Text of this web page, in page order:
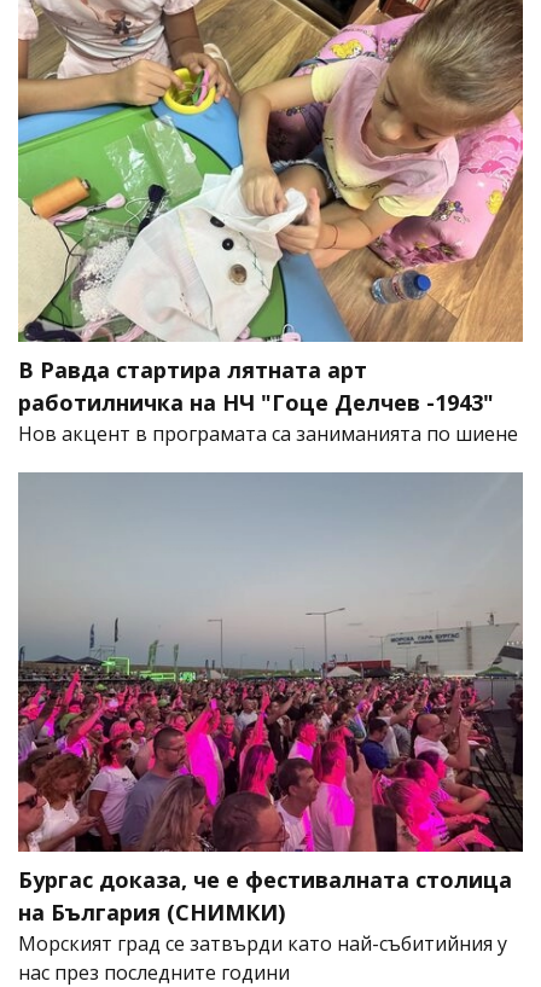
В Равда стартира лятната арт
работилничка на НЧ "Гоце Делчев -1943"
Нов акцент в програмата са заниманията по шиене
Бургас доказа, че е фестивалната столица
на България (СНИМКИ)
Морският град се затвърди като най-събитийния у
нас през последните години